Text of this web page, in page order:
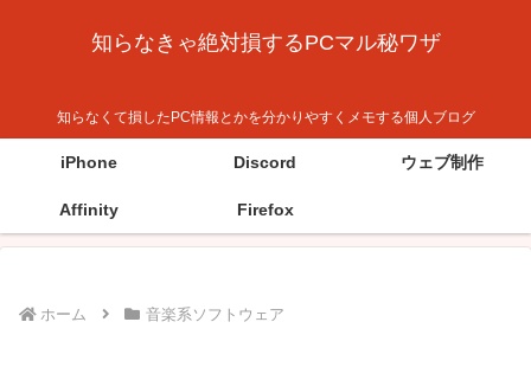
知らなきゃ絶対損するPCマル秘ワザ
知らなくて損したPC情報とかを分かりやすくメモする個人ブログ
iPhone Discord ウェブ制作
Affinity Firefox
ホーム 音楽系ソフトウェア